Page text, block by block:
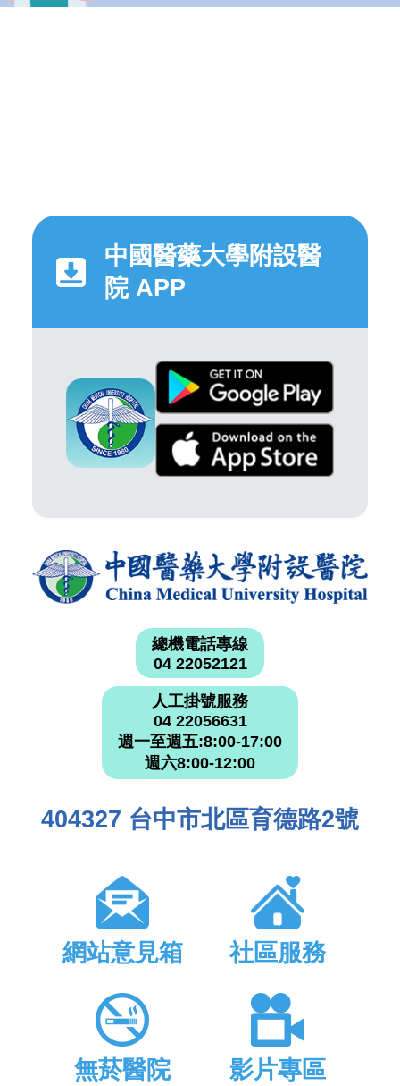
中國醫藥大學附設醫
院 APP
總機電話專線
04 22052121
人工掛號服務
04 22056631
週一至週五:8:00-17:00
週六8:00-12:00
404327 台中市北區育德路2號
網站意見箱 社區服務
無菸醫院 影片專區